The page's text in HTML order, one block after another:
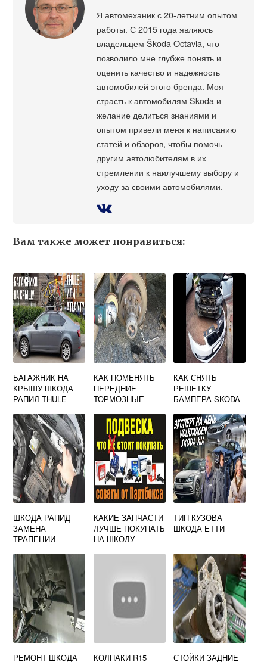
Я автомеханик с 20-летним опытом
работы. С 2015 года являюсь
владельцем Škoda Octavia, что
позволило мне глубже понять и
оценить качество и надежность
автомобилей этого бренда. Моя
страсть к автомобилям Škoda и
желание делиться знаниями и
опытом привели меня к написанию
статей и обзоров, чтобы помочь
другим автолюбителям в их
стремлении к наилучшему выбору и
уходу за своими автомобилями.
Вам также может понравиться:
БАГАЖНИК НА
КРЫШУ ШКОДА
РАПИД THULE
КАК ПОМЕНЯТЬ
ПЕРЕДНИЕ
ТОРМОЗНЫЕ
OCTAVIA A5
КАК СНЯТЬ
РЕШЕТКУ
БАМПЕРА SKODA
ШКОДА РАПИД
ЗАМЕНА
ТРАПЕЦИИ
КАКИЕ ЗАПЧАСТИ
ЛУЧШЕ ПОКУПАТЬ
НА ШКОДУ
ТИП КУЗОВА
ШКОДА ЕТТИ
РЕМОНТ ШКОДА КОЛПАКИ R15 СТОЙКИ ЗАДНИЕ